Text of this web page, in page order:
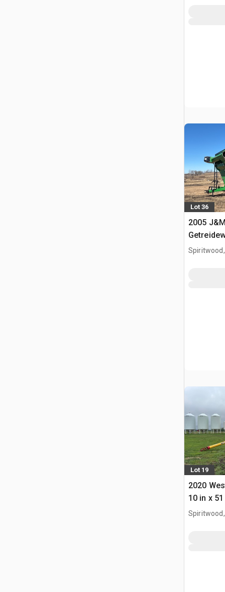
Lot 36
2005
Spiritwood,
Lot 19
2020
10 in x
Spiritwood,